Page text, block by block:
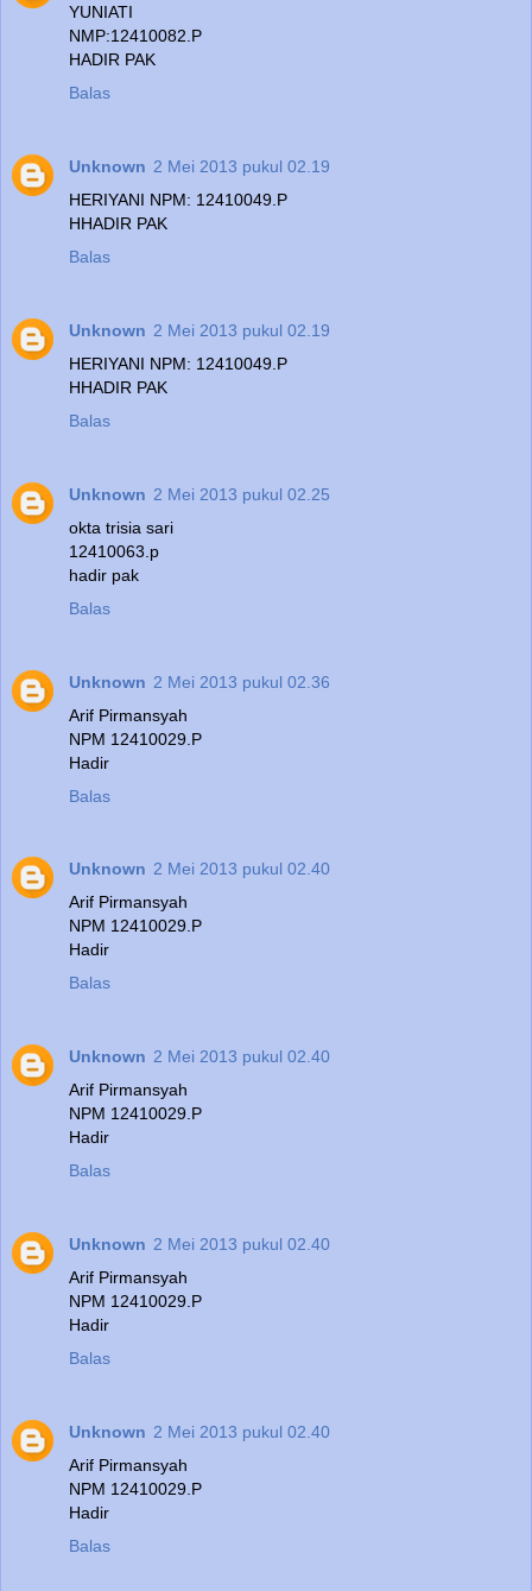
YUNIATI
NMP:12410082.P
HADIR PAK
Balas
Unknown 2 Mei 2013 pukul 02.19
HERIYANI NPM: 12410049.P
HHADIR PAK
Balas
Unknown 2 Mei 2013 pukul 02.19
HERIYANI NPM: 12410049.P
HHADIR PAK
Balas
Unknown 2 Mei 2013 pukul 02.25
okta trisia sari
12410063.p
hadir pak
Balas
Unknown 2 Mei 2013 pukul 02.36
Arif Pirmansyah
NPM 12410029.P
Hadir
Balas
Unknown 2 Mei 2013 pukul 02.40
Arif Pirmansyah
NPM 12410029.P
Hadir
Balas
Unknown 2 Mei 2013 pukul 02.40
Arif Pirmansyah
NPM 12410029.P
Hadir
Balas
Unknown 2 Mei 2013 pukul 02.40
Arif Pirmansyah
NPM 12410029.P
Hadir
Balas
Unknown 2 Mei 2013 pukul 02.40
Arif Pirmansyah
NPM 12410029.P
Hadir
Balas